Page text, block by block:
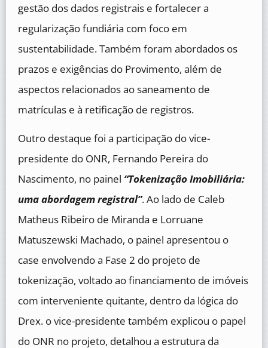
gestão dos dados registrais e fortalecer a
regularização fundiária com foco em
sustentabilidade. Também foram abordados os
prazos e exigências do Provimento, além de
aspectos relacionados ao saneamento de
matrículas e à retificação de registros.
Outro destaque foi a participação do vice-
presidente do ONR, Fernando Pereira do
Nascimento, no painel “Tokenização Imobiliária:
uma abordagem registral”. Ao lado de Caleb
Matheus Ribeiro de Miranda e Lorruane
Matuszewski Machado, o painel apresentou o
case envolvendo a Fase 2 do projeto de
tokenização, voltado ao financiamento de imóveis
com interveniente quitante, dentro da lógica do
Drex. o vice-presidente também explicou o papel
do ONR no projeto, detalhou a estrutura da